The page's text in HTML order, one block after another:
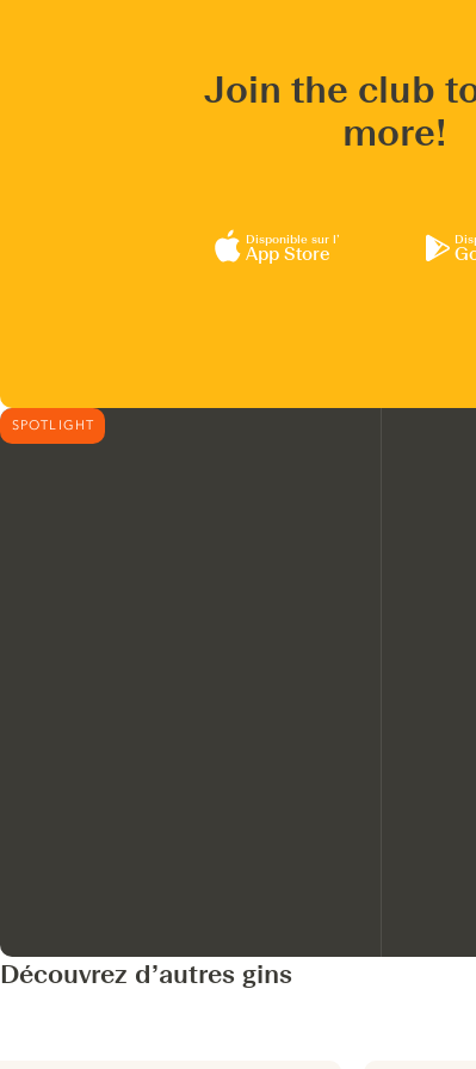
Join the club
more!
Disponible sur l’
App Store
SPOTLIGHT
Découvrez d’autres gins